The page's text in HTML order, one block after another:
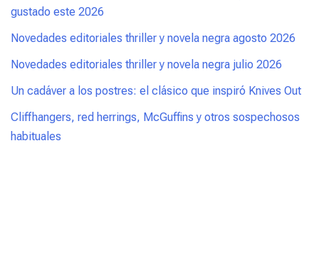
gustado este 2026
Novedades editoriales thriller y novela negra agosto 2026
Novedades editoriales thriller y novela negra julio 2026
Un cadáver a los postres: el clásico que inspiró Knives Out
Cliffhangers, red herrings, McGuffins y otros sospechosos
habituales